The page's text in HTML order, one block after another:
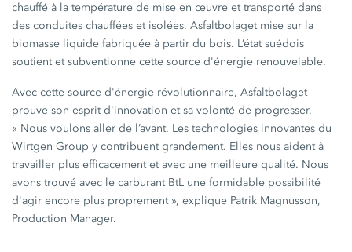
chauffé à la température de mise en œuvre et transporté dans
des conduites chauffées et isolées. Asfaltbolaget mise sur la
biomasse liquide fabriquée à partir du bois. L’état suédois
soutient et subventionne cette source d'énergie renouvelable.
Avec cette source d'énergie révolutionnaire, Asfaltbolaget
prouve son esprit d'innovation et sa volonté de progresser.
« Nous voulons aller de l’avant. Les technologies innovantes du
Wirtgen Group y contribuent grandement. Elles nous aident à
travailler plus efficacement et avec une meilleure qualité. Nous
avons trouvé avec le carburant BtL une formidable possibilité
d'agir encore plus proprement », explique Patrik Magnusson,
Production Manager.